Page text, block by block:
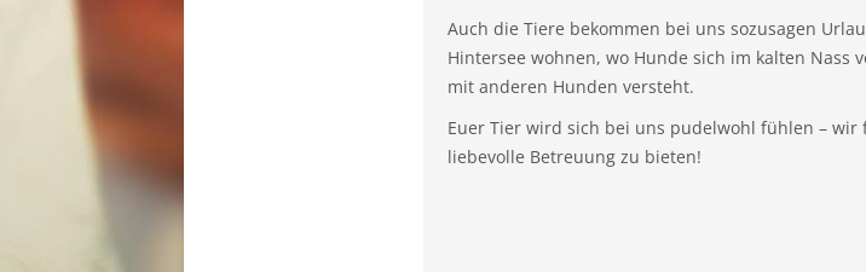
Auch die Tiere bekommen bei uns sozusagen
Hintersee wohnen, wo Hunde sich im kalten Nass
mit anderen Hunden versteht.
Euer Tier wird sich bei uns pudelwohl fühlen –
liebevolle Betreuung zu bieten!